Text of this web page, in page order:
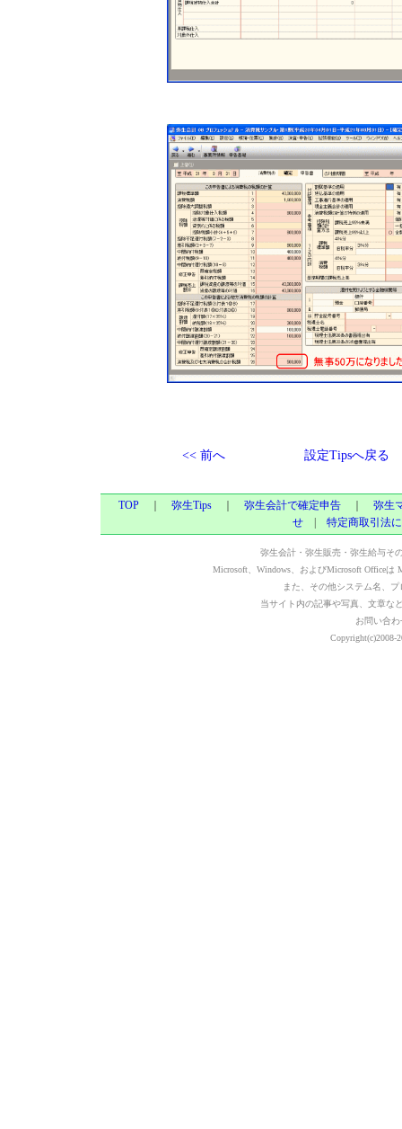
<< 前へ 設定Tipsへ戻る
TOP ｜ 弥生Tips ｜ 弥生会計で確定申告 ｜ 弥生
せ | 特定商取引法
弥生会計・弥生販売・弥生給与そ
Microsoft、Windows、およびMicrosoft Office
また、その他システム名、
当サイト内の記事や写真、文章な
お問い合わ
Copyright(c)2008-